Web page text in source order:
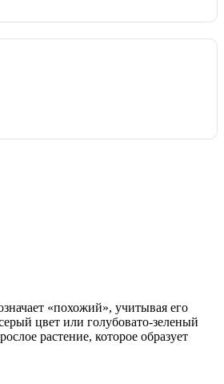
«похожий», учитывая его
цвет или голубовато-зеленый
растение, которое образует